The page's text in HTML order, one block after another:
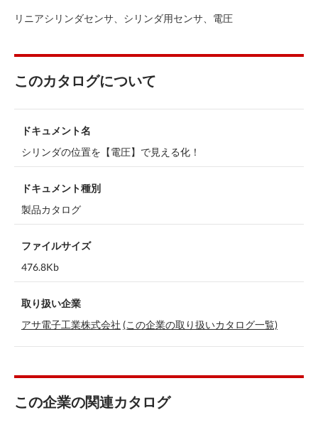
リニアシリンダセンサ、シリンダ用センサ、電圧
このカタログについて
ドキュメント名
シリンダの位置を【電圧】で見える化！
ドキュメント種別
製品カタログ
ファイルサイズ
476.8Kb
取り扱い企業
アサ電子工業株式会社 (この企業の取り扱いカタログ一覧)
この企業の関連カタログ